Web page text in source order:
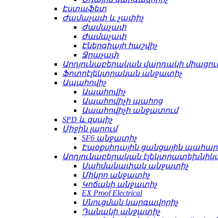
Էստաֆետ
Ժամաչափ և չափիչ
Ժամաչափ
Ժամաչափ
Էներգիայի հաշվիչ
Ջրաչափ
Արդյունաբերական վարդակի
Ֆոտոէլեկտրական անջատիչ
Ապահովիչ
Ապահովիչ
Ապահովիչի պահոց
Ապահովիչի անջատում
SPD և զսպիչ
Միջին լարում
SF6 անջատիչ
Էպօքսիդային ցանցային
Արդյունաբերական
Սահմանափակ անջատիչ
Միկրո անջատիչ
Կոճակի անջատիչ
EX Proof Electrical
Սնուցման կարգավորիչ
Դանակի անջատիչ